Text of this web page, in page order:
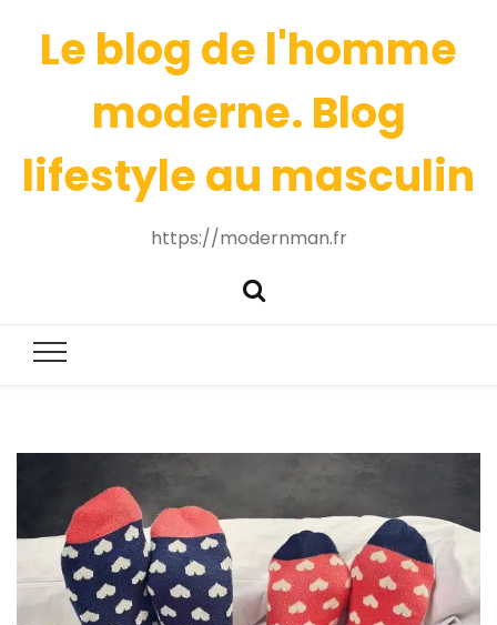
Le blog de l'homme
moderne. Blog
lifestyle au masculin
https://modernman.fr